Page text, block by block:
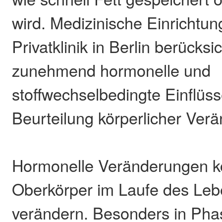
wird. Medizinische
Privatklinik in Berlin
zunehmend hormonelle und
stoffwechselbedingte
Beurteilung körperlicher
Hormonelle Veränderungen
Oberkörper im Laufe des
verändern. Besonders in